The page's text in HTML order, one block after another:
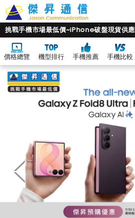
挑戰手機市場最低價~iPhone破盤現貨供應
價格總覽 機型排行 手機推薦 手機比較